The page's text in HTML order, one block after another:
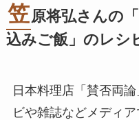
笠原将弘さんの
込みご飯」のレシ
日本料理店「賛否両
ビや雑誌などメディ